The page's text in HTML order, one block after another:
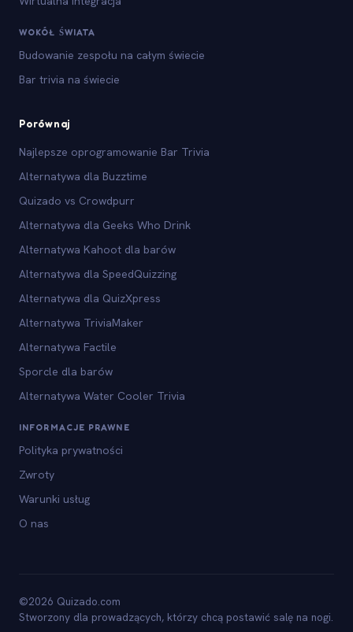
WOKÓŁ ŚWIATA
Budowanie zespołu na całym świecie
Bar trivia na świecie
Porównaj
Najlepsze oprogramowanie Bar Trivia
Alternatywa dla Buzztime
Quizado vs Crowdpurr
Alternatywa dla Geeks Who Drink
Alternatywa Kahoot dla barów
Alternatywa dla SpeedQuizzing
Alternatywa dla QuizXpress
Alternatywa TriviaMaker
Alternatywa Factile
Sporcle dla barów
Alternatywa Water Cooler Trivia
INFORMACJE PRAWNE
Polityka prywatności
Zwroty
Warunki usług
O nas
©2026 Quizado.com
Stworzony dla prowadzących, którzy chcą postawić salę na nogi.